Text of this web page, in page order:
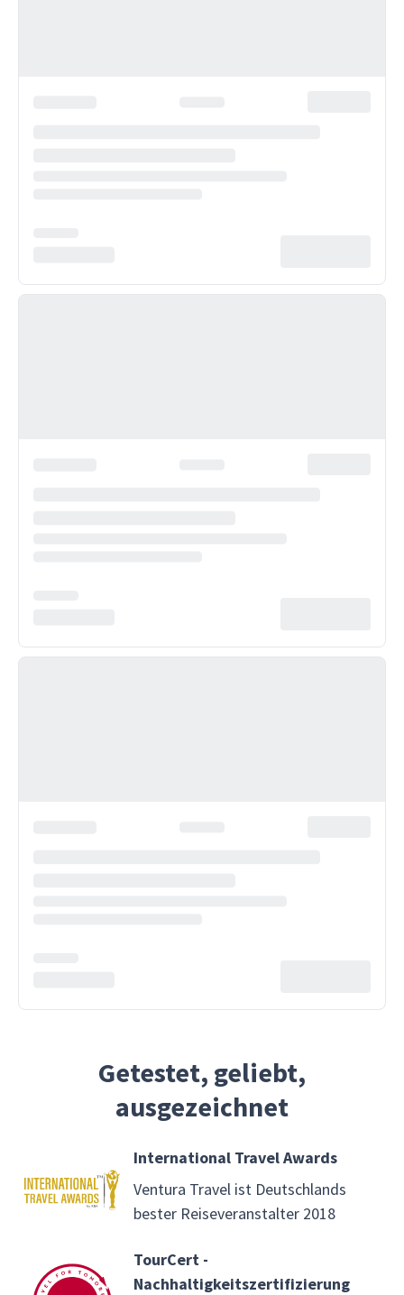
Getestet, geliebt,
ausgezeichnet
International Travel Awards
Ventura Travel ist Deutschlands
bester Reiseveranstalter 2018
TourCert -
Nachhaltigkeitszertifizierung